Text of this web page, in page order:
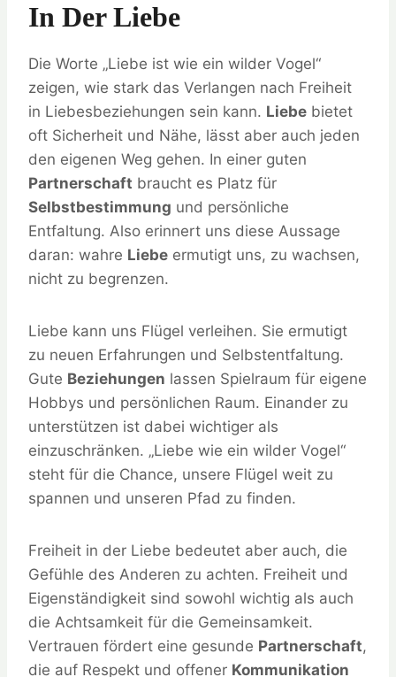
In Der Liebe
Die Worte „Liebe ist wie ein wilder Vogel“
zeigen, wie stark das Verlangen nach Freiheit
in Liebesbeziehungen sein kann. Liebe bietet
oft Sicherheit und Nähe, lässt aber auch jeden
den eigenen Weg gehen. In einer guten
Partnerschaft braucht es Platz für
Selbstbestimmung und persönliche
Entfaltung. Also erinnert uns diese Aussage
daran: wahre Liebe ermutigt uns, zu wachsen,
nicht zu begrenzen.
Liebe kann uns Flügel verleihen. Sie ermutigt
zu neuen Erfahrungen und Selbstentfaltung.
Gute Beziehungen lassen Spielraum für eigene
Hobbys und persönlichen Raum. Einander zu
unterstützen ist dabei wichtiger als
einzuschränken. „Liebe wie ein wilder Vogel“
steht für die Chance, unsere Flügel weit zu
spannen und unseren Pfad zu finden.
Freiheit in der Liebe bedeutet aber auch, die
Gefühle des Anderen zu achten. Freiheit und
Eigenständigkeit sind sowohl wichtig als auch
die Achtsamkeit für die Gemeinsamkeit.
Vertrauen fördert eine gesunde Partnerschaft,
die auf Respekt und offener Kommunikation